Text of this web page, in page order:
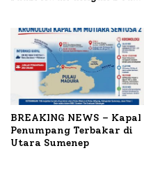
BREAKING NEWS – Kapal
Penumpang Terbakar di
Utara Sumenep